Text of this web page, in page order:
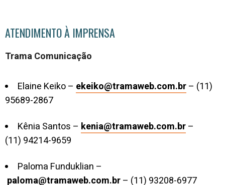
ATENDIMENTO À IMPRENSA
Trama Comunicação
Elaine Keiko – ekeiko@tramaweb.com.br– (11)
95689-2867
Kênia Santos – kenia@tramaweb.com.br–
(11) 94214-9659
Paloma Funduklian –
paloma@tramaweb.com.br– (11) 93208-6977